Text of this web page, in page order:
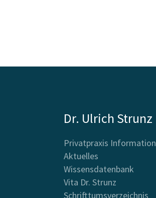
Dr. Ulrich Strunz
Privatpraxis Information
Aktuelles
Wissensdatenbank
Vita Dr. Strunz
Schrifttumsverzeichnis